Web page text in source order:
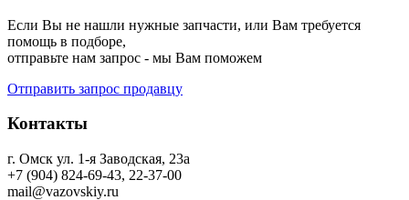
Если Вы не нашли нужные запчасти, или Вам требуется
помощь в подборе,
отправьте нам запрос - мы Вам поможем
Отправить запрос продавцу
Контакты
г. Омск ул. 1-я Заводская, 23а
+7 (904) 824-69-43, 22-37-00
mail@vazovskiy.ru